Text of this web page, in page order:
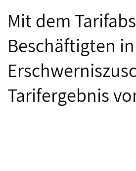
Mit dem
Beschäftigten
Tarifergebnis